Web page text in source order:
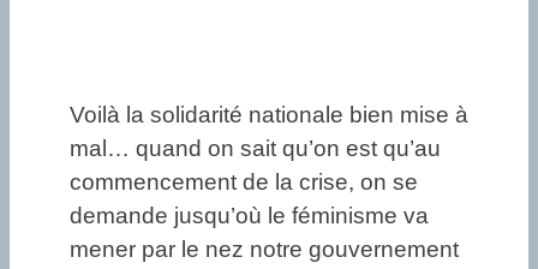
Voilà la solidarité nationale bien mise à
mal… quand on sait qu’on est qu’au
commencement de la crise, on se
demande jusqu’où le féminisme va
mener par le nez notre gouvernement